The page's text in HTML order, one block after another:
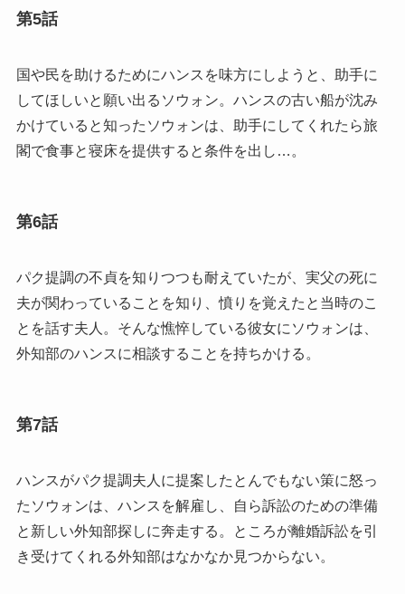
第5話
国や民を助けるためにハンスを味方にしようと、助手に
してほしいと願い出るソウォン。ハンスの古い船が沈み
かけていると知ったソウォンは、助手にしてくれたら旅
閣で食事と寝床を提供すると条件を出し…。
第6話
パク提調の不貞を知りつつも耐えていたが、実父の死に
夫が関わっていることを知り、憤りを覚えたと当時のこ
とを話す夫人。そんな憔悴している彼女にソウォンは、
外知部のハンスに相談することを持ちかける。
第7話
ハンスがパク提調夫人に提案したとんでもない策に怒っ
たソウォンは、ハンスを解雇し、自ら訴訟のための準備
と新しい外知部探しに奔走する。ところが離婚訴訟を引
き受けてくれる外知部はなかなか見つからない。